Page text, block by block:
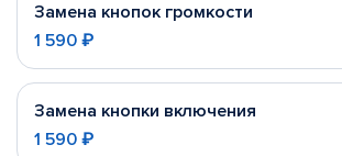
Замена кнопок громкости
1 590 ₽
Замена кнопки включения
1 590 ₽